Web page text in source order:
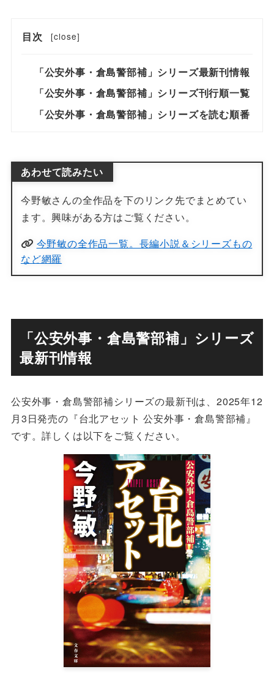
目次 [close]
「公安外事・倉島警部補」シリーズ最新刊情報
「公安外事・倉島警部補」シリーズ刊行順一覧
「公安外事・倉島警部補」シリーズを読む順番
あわせて読みたい
今野敏さんの全作品を下のリンク先でまとめてい
ます。興味がある方はご覧ください。
今野敏の全作品一覧。長編小説＆シリーズもの
など網羅
「公安外事・倉島警部補」シリーズ
最新刊情報
公安外事・倉島警部補シリーズの最新刊は、2025年12
月3日発売の『台北アセット 公安外事・倉島警部補』
です。詳しくは以下をご覧ください。